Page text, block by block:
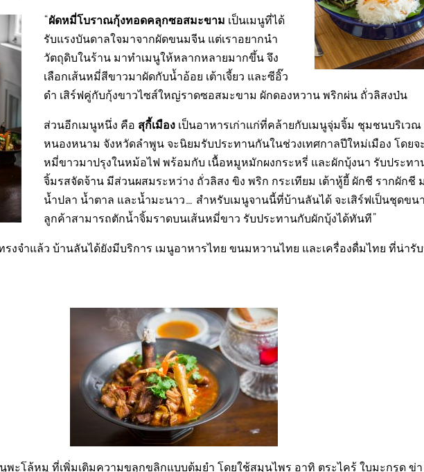
“ผัดหมี่โบราณกุ้งทอดคลุกซอสมะขาม เป็นเมนูที่ได้
รับแรงบันดาลใจมาจากผัดขนมจีน แต่เราอยากนำ
วัตถุดิบในร้าน มาทำเมนูให้หลากหลายมากขึ้น จึง
เลือกเส้นหมี่สีขาวมาผัดกับน้ำอ้อย เต้าเจี้ยว และซีอิ๊ว
ดำ เสิร์ฟคู่กับกุ้งขาวไซส์ใหญ่ราดซอสมะขาม ผักดองหวาน พริกผ่น ถั่วลิสงป่น
ส่วนอีกเมนูหนึ่ง คือ สุกี้เมือง เป็นอาหารเก่าแก่ที่คล้ายกับเมนูจุ่มจิ้ม ชุมชนบริเวณ
หนองหนาม จังหวัดลำพูน จะนิยมรับประทานกันในช่วงเทศกาลปีใหม่เมือง โดยจ
หมี่ขาวมาปรุงในหม้อไฟ พร้อมกับ เนื้อหมูหมักผงกระหรี่ และผักบุ้งนา รับประท
จิ้มรสจัดจ้าน มีส่วนผสมระหว่าง ถั่วลิสง ขิง พริก กระเทียม เต้าหู้ยี้ ผักชี รากผักชี
น้ำปลา น้ำตาล และน้ำมะนาว… สำหรับเมนูจานนี้ที่บ้านลันได้ จะเสิร์ฟเป็นชุดขน
ลูกค้าสามารถตักน้ำจิ้มราดบนเส้นหมี่ขาว รับประทานกับผักบุ้งได้ทันที”
งจำแล้ว บ้านลันได้ยังมีบริการ เมนูอาหารไทย ขนมหวานไทย และเครื่องดื่มไทย ที่น่ารั
พะโล้หมู ที่เพิ่มเติมความขลุกขลิกแบบต้มยำ โดยใช้สมุนไพร อาทิ ตระไคร้ ใบมะกรูด ข่